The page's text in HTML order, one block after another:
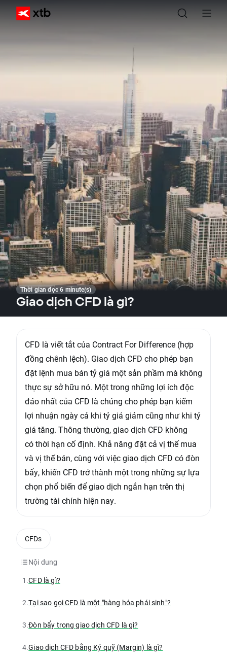
Thời gian đọc 6 minute(s)
Giao dịch CFD là gì?
CFD là viết tắt của Contract For Difference (hợp
đồng chênh lệch). Giao dịch CFD cho phép bạn
đặt lệnh mua bán tỷ giá một sản phầm mà không
thực sự sở hữu nó. Một trong những lợi ích độc
đáo nhất của CFD là chúng cho phép bạn kiếm
lợi nhuận ngày cả khi tỷ giá giảm cũng như khi tỷ
giá tăng. Thông thường, giao dịch CFD không
có thời hạn cố định. Khả năng đặt cả vị thế mua
và vị thế bán, cùng với việc giao dịch CFD có đòn
bẩy, khiến CFD trở thành một trong những sự lựa
chọn phổ biến để giao dịch ngắn hạn trên thị
trường tài chính hiện nay.
Nội dung
1.CFD là gì?
2.Tại sao gọi CFD là một "hàng hóa phái sinh"?
3.Đòn bẩy trong giao dịch CFD là gì?
4.Giao dịch CFD bằng Ký quỹ (Margin) là gì?
CFDs